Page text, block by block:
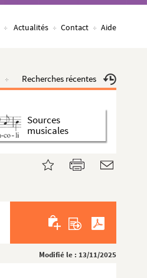
Actualités Contact Aide
Recherches récentes
Sources
musicales
Modifié le : 13/11/2025